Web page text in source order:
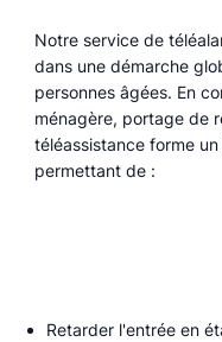
Notre service de
dans une démarche
personnes âgées. En
ménagère, portage de
téléassistance forme
permettant de :
Retarder l'entrée en